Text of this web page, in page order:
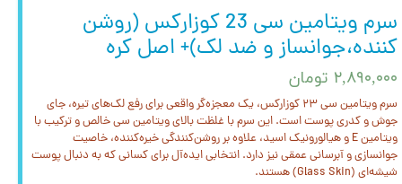
سرم ویتامین سی 23 کوزارکس (روشن
کننده،جوانساز و ضد لک)+ اصل کره
۲,۸۹۰,۰۰۰ تومان
سرم ویتامین سی ۲۳ کوزارکس، یک معجزه‌گر واقعی برای رفع لک‌های تیره، جای
جوش و کدری پوست است. این سرم با غلظت بالای ویتامین سی خالص و ترکیب با
ویتامین E و هیالورونیک اسید، علاوه بر روشن‌کنندگی خیره‌کننده، خاصیت
جوانسازی و آبرسانی عمقی نیز دارد. انتخابی ایده‌آل برای کسانی که به دنبال پوست
شیشه‌ای (Glass Skin) هستند.